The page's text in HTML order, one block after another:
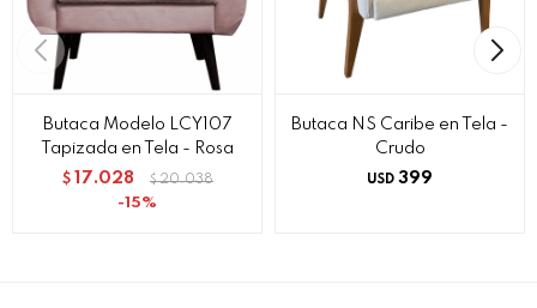
Butaca Modelo LCY107
Tapizada en Tela - Rosa
$ 17.028 $ 20.038
15
Butaca NS Caribe en Tela -
Crudo
USD 399